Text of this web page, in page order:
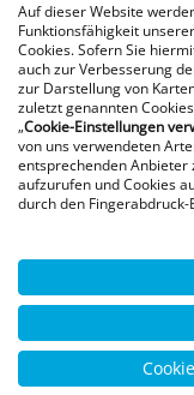
Auf dieser Website
Funktionsfähigkeit
Cookies. Sofern Sie
auch zur Verbesserung
zur Darstellung von
zuletzt genannten
„Cookie-Einstellungen
von uns verwendeten
entsprechenden Anbieter
aufzurufen und Cookies
durch den